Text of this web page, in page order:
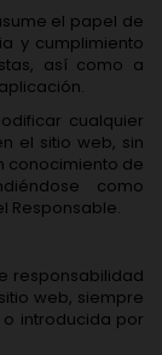
el papel de
y cumplimiento
así como a
cualquier
el sitio web, sin
conocimiento de
como
Responsable.
responsabilidad
web, siempre
introducida por